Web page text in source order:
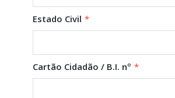
Estado Civil *
Cartão Cidadão / B.I. nº *